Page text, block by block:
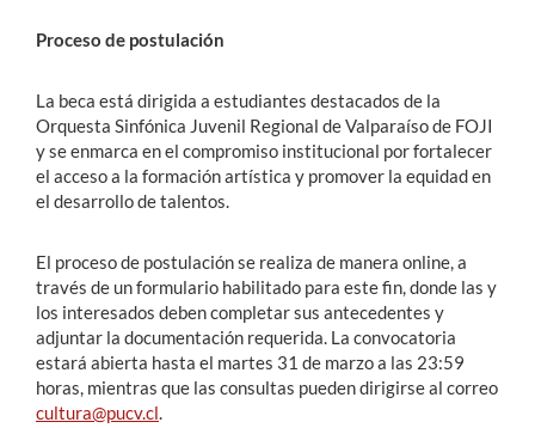
Proceso de postulación
La beca está dirigida a estudiantes destacados de la
Orquesta Sinfónica Juvenil Regional de Valparaíso de FOJI
y se enmarca en el compromiso institucional por fortalecer
el acceso a la formación artística y promover la equidad en
el desarrollo de talentos.
El proceso de postulación se realiza de manera online, a
través de un formulario habilitado para este fin, donde las y
los interesados deben completar sus antecedentes y
adjuntar la documentación requerida. La convocatoria
estará abierta hasta el martes 31 de marzo a las 23:59
horas, mientras que las consultas pueden dirigirse al correo
cultura@pucv.cl